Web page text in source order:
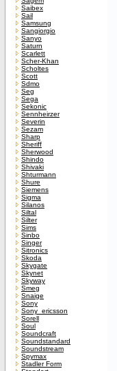
Saibex
Sail
Samsung
Sangiorgio
Sanyo
Saturn
Scarlett
Scher-Khan
Scholtes
Scott
Sdmo
Seg
Sega
Sekonic
Sennheirzer
Severin
Sezam
Sharp
Sheriff
Sherwood
Shindo
Shivaki
Shturmann
Shure
Siemens
Sigma
Silanos
Siltal
Silter
Sims
Sinbo
Singer
Sitronics
Skoda
Skygate
Skynet
Skyway
Smeg
Snaige
Sony
Sony_ericsson
Sorell
Soul
Soundcraft
Soundstandard
Soundstream
Spymax
Stadler Form